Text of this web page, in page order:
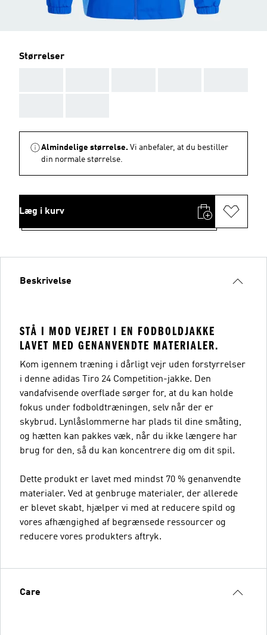
Størrelser
Almindelige størrelse. Vi anbefaler, at du bestiller
din normale størrelse.
Læg i kurv
Beskrivelse
STÅ I MOD VEJRET I EN FODBOLDJAKKE
LAVET MED GENANVENDTE MATERIALER.
Kom igennem træning i dårligt vejr uden forstyrrelser
i denne adidas Tiro 24 Competition-jakke. Den
vandafvisende overflade sørger for, at du kan holde
fokus under fodboldtræningen, selv når der er
skybrud. Lynlåslommerne har plads til dine småting,
og hætten kan pakkes væk, når du ikke længere har
brug for den, så du kan koncentrere dig om dit spil.
Dette produkt er lavet med mindst 70 % genanvendte
materialer. Ved at genbruge materialer, der allerede
er blevet skabt, hjælper vi med at reducere spild og
vores afhængighed af begrænsede ressourcer og
reducere vores produkters aftryk.
Care